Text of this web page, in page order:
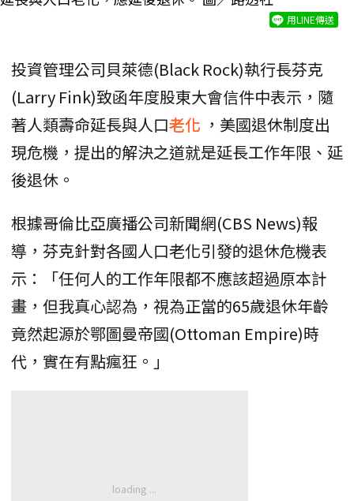
用LINE傳送
投資管理公司貝萊德(Black Rock)執行長芬克
(Larry Fink)致函年度股東大會信件中表示，隨
著人類壽命延長與人口老化 ，美國退休制度出
現危機，提出的解決之道就是延長工作年限、延
後退休。
根據哥倫比亞廣播公司新聞網(CBS News)報
導，芬克針對各國人口老化引發的退休危機表
示：「任何人的工作年限都不應該超過原本計
畫，但我真心認為，視為正當的65歲退休年齡
竟然起源於鄂圖曼帝國(Ottoman Empire)時
代，實在有點瘋狂。」